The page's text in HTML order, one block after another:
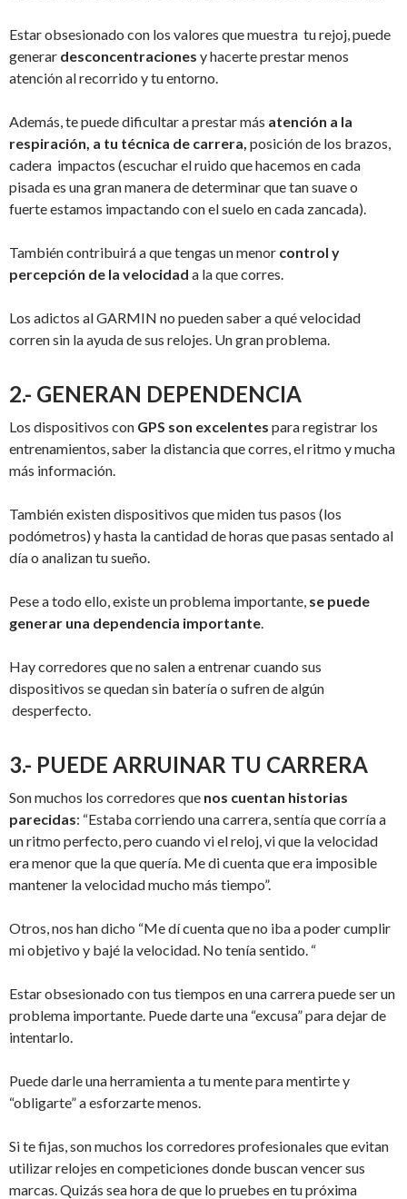
Estar obsesionado con los valores que muestra tu rejoj, puede
generar desconcentraciones y hacerte prestar menos
atención al recorrido y tu entorno.
Además, te puede dificultar a prestar más atención a la
respiración, a tu técnica de carrera, posición de los brazos,
cadera impactos (escuchar el ruido que hacemos en cada
pisada es una gran manera de determinar que tan suave o
fuerte estamos impactando con el suelo en cada zancada).
También contribuirá a que tengas un menor control y
percepción de la velocidad a la que corres.
Los adictos al GARMIN no pueden saber a qué velocidad
corren sin la ayuda de sus relojes. Un gran problema.
2.- GENERAN DEPENDENCIA
Los dispositivos con GPS son excelentes para registrar los
entrenamientos, saber la distancia que corres, el ritmo y mucha
más información.
También existen dispositivos que miden tus pasos (los
podómetros) y hasta la cantidad de horas que pasas sentado al
día o analizan tu sueño.
Pese a todo ello, existe un problema importante, se puede
generar una dependencia importante.
Hay corredores que no salen a entrenar cuando sus
dispositivos se quedan sin batería o sufren de algún
desperfecto.
3.- PUEDE ARRUINAR TU CARRERA
Son muchos los corredores que nos cuentan historias
parecidas: “Estaba corriendo una carrera, sentía que corría a
un ritmo perfecto, pero cuando vi el reloj, vi que la velocidad
era menor que la que quería. Me di cuenta que era imposible
mantener la velocidad mucho más tiempo”.
Otros, nos han dicho “Me dí cuenta que no iba a poder cumplir
mi objetivo y bajé la velocidad. No tenía sentido. “
Estar obsesionado con tus tiempos en una carrera puede ser un
problema importante. Puede darte una “excusa” para dejar de
intentarlo.
Puede darle una herramienta a tu mente para mentirte y
“obligarte” a esforzarte menos.
Si te fijas, son muchos los corredores profesionales que evitan
utilizar relojes en competiciones donde buscan vencer sus
marcas. Quizás sea hora de que lo pruebes en tu próxima